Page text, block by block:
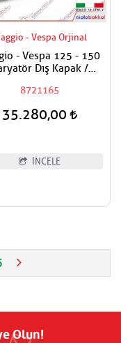
- Vespa Orjinal
- Vespa 125 - 150
Dış Kapak /
8721165
35.280,00
İNCELE
Olun!